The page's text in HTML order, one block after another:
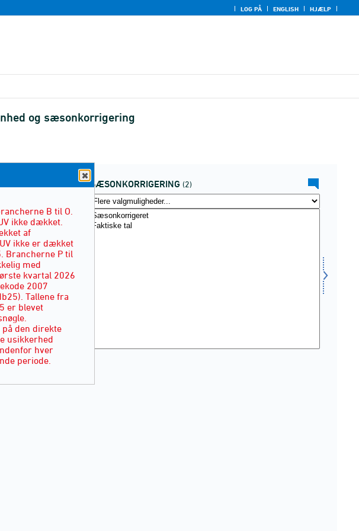
LOG PÅ ENGLISH HJÆLP
og sæsonkorrigering
SÆSONKORRIGERING (2)
B til O.
ikke dækket.
af
ikke er dækket
Brancherne P til
med
kvartal 2026
2007
Tallene fra
er blevet
den direkte
usikkerhed
hver
periode.